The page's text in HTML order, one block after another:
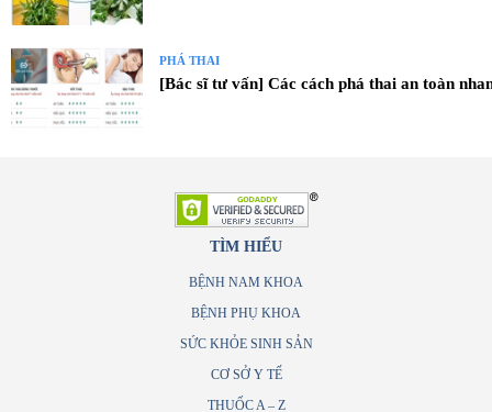
PHÁ THAI
[Bác sĩ tư vấn] Các cách phá thai an toàn
TÌM HIỂU
BỆNH NAM KHOA
BỆNH PHỤ KHOA
SỨC KHỎE SINH SẢN
CƠ SỞ Y TẾ
THUỐC A – Z